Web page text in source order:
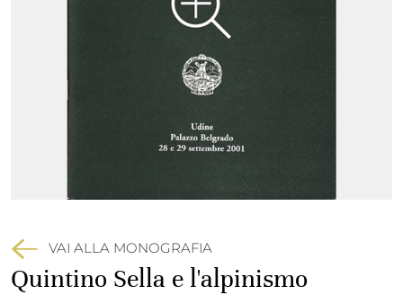
VAI ALLA MONOGRAFIA
Quintino Sella e l'alpinismo